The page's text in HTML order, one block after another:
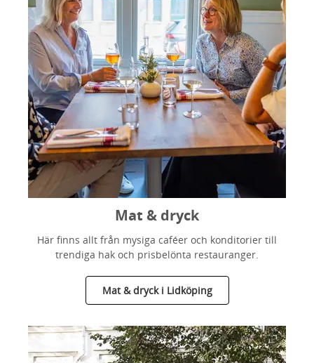
Mat & dryck
Här finns allt från mysiga caféer och konditorier till
trendiga hak och prisbelönta restauranger.
Mat & dryck i Lidköping